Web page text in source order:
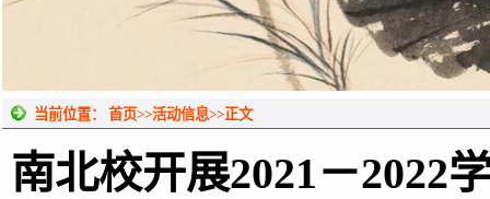
当前位置：首页>>活动信息>>正文
南北校开展2021－2022